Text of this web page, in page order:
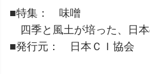
■特集： 味噌
四季と風土が培った、日
■発行元： 日本ＣＩ協会